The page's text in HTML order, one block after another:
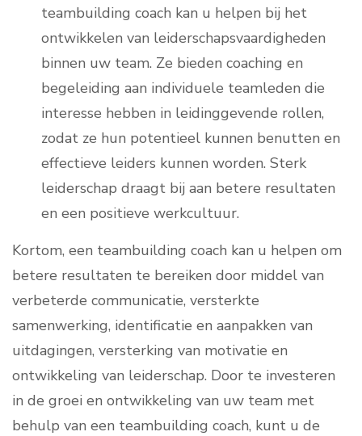
teambuilding coach kan u helpen bij het
ontwikkelen van leiderschapsvaardigheden
binnen uw team. Ze bieden coaching en
begeleiding aan individuele teamleden die
interesse hebben in leidinggevende rollen,
zodat ze hun potentieel kunnen benutten en
effectieve leiders kunnen worden. Sterk
leiderschap draagt bij aan betere resultaten
en een positieve werkcultuur.
Kortom, een teambuilding coach kan u helpen om
betere resultaten te bereiken door middel van
verbeterde communicatie, versterkte
samenwerking, identificatie en aanpakken van
uitdagingen, versterking van motivatie en
ontwikkeling van leiderschap. Door te investeren
in de groei en ontwikkeling van uw team met
behulp van een teambuilding coach, kunt u de